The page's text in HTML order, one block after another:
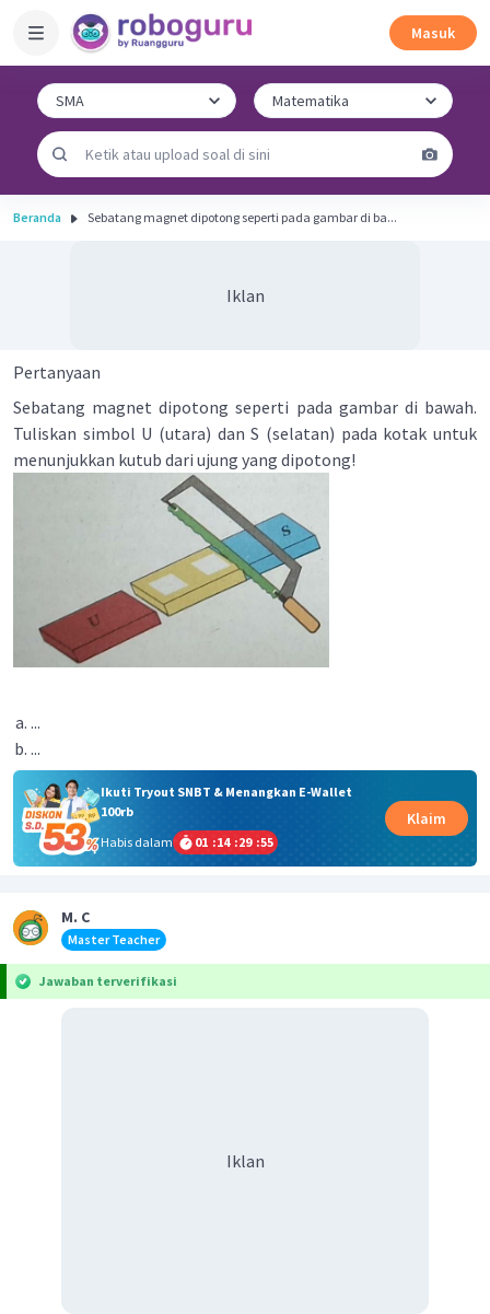
Masuk
Beranda Sebatang magnet dipotong seperti pada gambar di ba...
Iklan
Pertanyaan
Sebatang magnet dipotong seperti pada gambar di bawah.
Tuliskan simbol U (utara) dan S (selatan) pada kotak untuk
menunjukkan kutub dari ujung yang dipotong!
...
...
Ikuti Tryout SNBT & Menangkan E-Wallet
100rb
Habis dalam
01 :14 :29 :54
Klaim
M. C
Master Teacher
Jawaban terverifikasi
Iklan